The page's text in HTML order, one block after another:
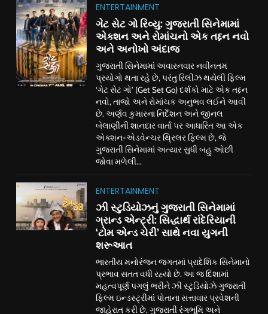
ENTERTAINMENT
ગેટ સેટ ગો રિવ્યુ: ગુજરાતી સિનેમામાં
એક્શન અને રોમાંચનો એક તદ્દન નવો
અને અનોખો અંદાજ
ગુજરાતી સિનેમામાં અવારનવાર નવીનતમ
પ્રયોગો થતા રહે છે, પરંતુ રિલીઝ થયેલી ફિલ્મ
‘ગેટ સેટ ગો’ (Get Set Go) દર્શકો માટે એક તદ્દન
નવો, તાજો અને રોમાંચક અનુભવ લઈને આવી
છે. અર્ણવ કુમારના નિર્દેશન અને જીનલ
બેલાણીની શાનદાર વાર્તા પર આધારિત આ એક
એક્શન-એડવેન્ચર થ્રિલર ફિલ્મ છે, જે
ગુજરાતી સિનેમામાં અત્યાર સુધી બહુ ઓછી
જોવા મળેલી...
ENTERTAINMENT
ઝી સ્ટુડિયોઝનું ગુજરાતી સિનેમામાં
ગ્રાન્ડ એન્ટ્રી: સિદ્ધાર્થ રાંદેરિયાની
‘ટોમ એન્ડ ચેરી’ સાથે નવા યુગની
શરૂઆત
ભારતીય મનોરંજન જગતમાં પ્રાદેશિક સિનેમાનો
પ્રભાવ સતત વધી રહ્યો છે. આ જ દિશામાં
મહત્વપૂર્ણ પગલું ભરીને ઝી સ્ટુડિયોઝે ગુજરાતી
ફિલ્મ ઇન્ડસ્ટ્રીમાં પોતાના સત્તાવાર પ્રવેશની
જાહેરાત કરી છે. ગુજરાતી રંગભૂમિ અને